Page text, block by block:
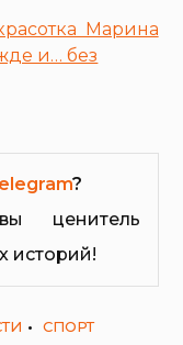
Марина
и… без
?
ценитель
историй!
СПОРТ